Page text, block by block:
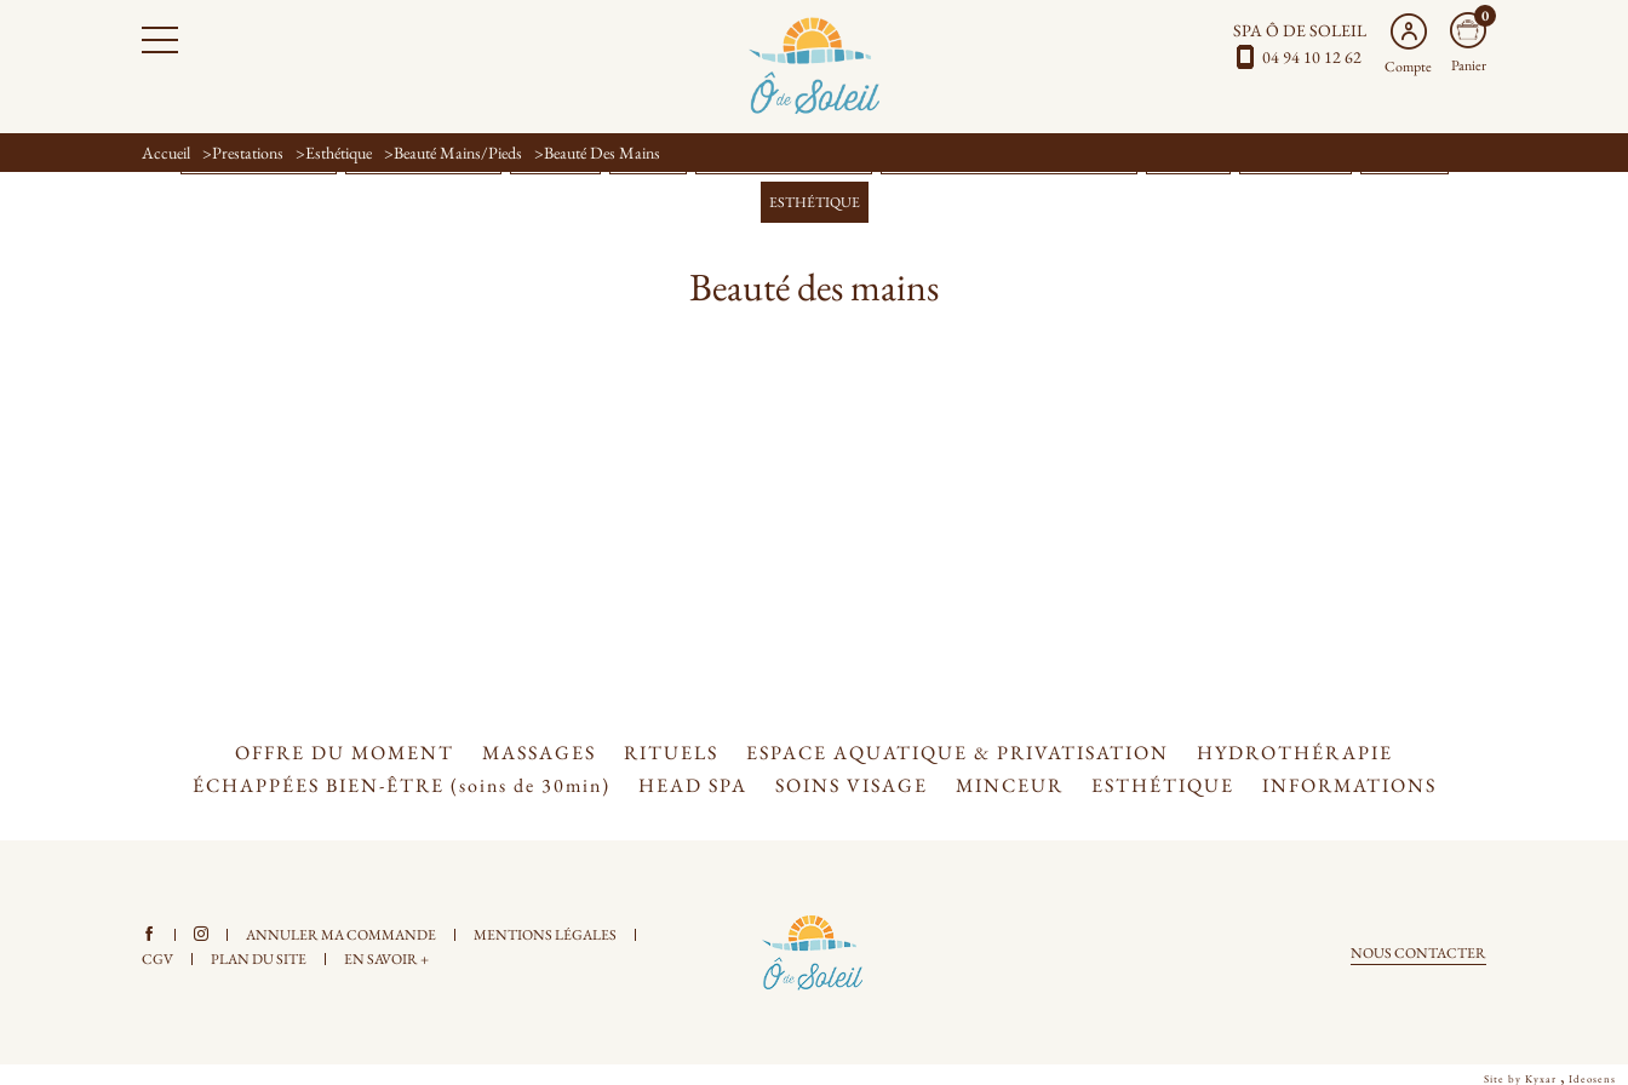
SPA Ô DE SOLEIL
04 94 10 12 62
Compte
0
Panier
Accueil Prestations Esthétique Beauté Mains/Pieds Beauté Des Mains
OFFRE DU MOMENT ESPACE AQUATIQUE MASSAGES RITUELS
ESTHÉTIQUE
Beauté des mains
OFFRE DU MOMENT MASSAGES RITUELS ESPACE AQUATIQUE & PRIVATISATION
HYDROTHÉRAPIE
ÉCHAPPÉES BIEN-ÊTRE (soins de 30min)
HEAD SPA SOINS VISAGE MINCEUR ESTHÉTIQUE INFORMATIONS
ANNULER MA COMMANDE
MENTIONS LÉGALES
CGV
PLAN DU SITE EN SAVOIR + NOUS CONTACTER
Site by Kyxar , Ideosens